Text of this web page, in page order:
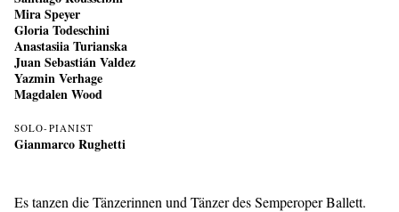
Mira Speyer
Gloria Todeschini
Anastasiia Turianska
Juan Sebastián Valdez
Yazmin Verhage
Magdalen Wood
SOLO-PIANIST
Gianmarco Rughetti
Es tanzen die Tänzerinnen und Tänzer des Semperoper Ballett.